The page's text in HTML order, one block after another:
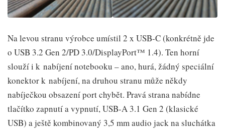
Na levou stranu výrobce umístil 2 x USB-C (konkrétně jde
o USB 3.2 Gen 2/PD 3.0/DisplayPort™ 1.4). Ten horní
slouží i k nabíjení notebooku – ano, hurá, žádný speciální
konektor k nabíjení, na druhou stranu může někdy
nabíječkou obsazení port chybět. Pravá strana nabídne
tlačítko zapnutí a vypnutí, USB-A 3.1 Gen 2 (klasické
USB) a ještě kombinovaný 3,5 mm audio jack na sluchátka